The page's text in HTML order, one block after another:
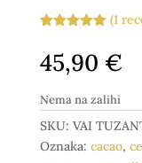
ocjena:
od ukupno
5 (
(1
45,90 €
Nema na zalihi
SKU: VAI
Oznaka: cacao,